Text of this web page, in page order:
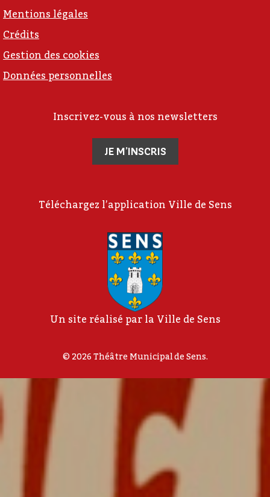
Mentions légales
Crédits
Gestion des cookies
Données personnelles
Inscrivez-vous à nos newsletters
JE M’INSCRIS
Téléchargez l’application Ville de Sens
Un site réalisé par la Ville de Sens
© 2026 Théâtre Municipal de Sens.